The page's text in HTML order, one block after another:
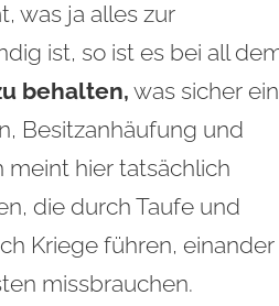
was ja alles zur
ist, so ist es bei all
behalten, was sicher
Besitzanhäufung und
hier tatsächlich
die durch Taufe und
Kriege führen, einander
missbrauchen.